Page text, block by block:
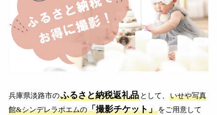
兵庫県淡路市のふるさと納税返礼品として、
いせや写真
館&シンデレラポエムの「撮影チケット」をご用意して